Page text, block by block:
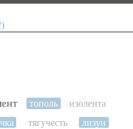
тополь
изолента
тягучесть
лизун